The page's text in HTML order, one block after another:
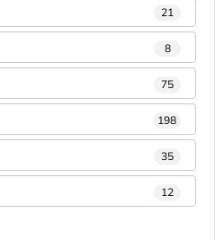
21
8
75
198
35
12